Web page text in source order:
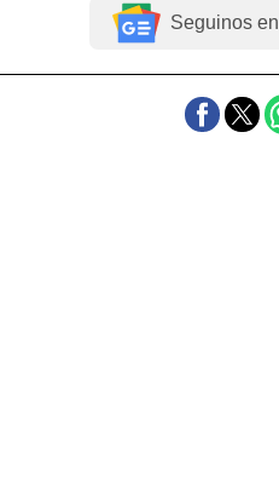
Seguinos en